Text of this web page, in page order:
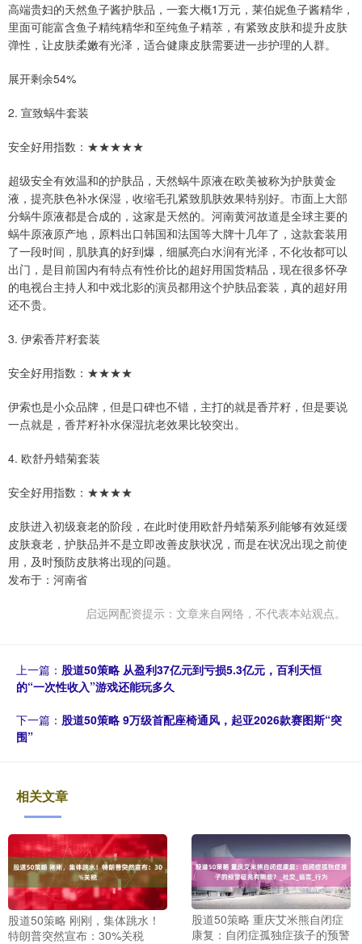
高端贵妇的天然鱼子酱护肤品，一套大概1万元，莱伯妮鱼子酱精华，
里面可能富含鱼子精纯精华和至纯鱼子精萃，有紧致皮肤和提升皮肤
弹性，让皮肤柔嫩有光泽，适合健康皮肤需要进一步护理的人群。
展开剩余54%
2. 宣致蜗牛套装
安全好用指数：★★★★★
超级安全有效温和的护肤品，天然蜗牛原液在欧美被称为护肤黄金
液，提亮肤色补水保湿，收缩毛孔紧致肌肤效果特别好。市面上大部
分蜗牛原液都是合成的，这家是天然的。河南黄河故道是全球主要的
蜗牛原液原产地，原料出口韩国和法国等大牌十几年了，这款套装用
了一段时间，肌肤真的好到爆，细腻亮白水润有光泽，不化妆都可以
出门，是目前国内有特点有性价比的超好用国货精品，现在很多怀孕
的电视台主持人和中戏北影的演员都用这个护肤品套装，真的超好用
还不贵。
3. 伊索香芹籽套装
安全好用指数：★★★★
伊索也是小众品牌，但是口碑也不错，主打的就是香芹籽，但是要说
一点就是，香芹籽补水保湿抗老效果比较突出。
4. 欧舒丹蜡菊套装
安全好用指数：★★★★
皮肤进入初级衰老的阶段，在此时使用欧舒丹蜡菊系列能够有效延缓
皮肤衰老，护肤品并不是立即改善皮肤状况，而是在状况出现之前使
用，及时预防皮肤将出现的问题。
发布于：河南省
启远网配资提示：文章来自网络，不代表本站观点。
上一篇： 股道50策略 从盈利37亿元到亏损5.3亿元，百利天恒
的“一次性收入”游戏还能玩多久
下一篇： 股道50策略 9万级首配座椅通风，起亚2026款赛图斯“突
围”
相关文章
股道50策略 刚刚，集体跳水！
特朗普突然宣布：30%关税
股道50策略 重庆艾米熊自闭症
康复：自闭症孤独症孩子的预警